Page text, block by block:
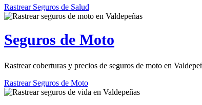
Rastrear Seguros de Salud
Seguros de Moto
Rastrear coberturas y precios de seguros de moto en
Rastrear Seguros de Moto